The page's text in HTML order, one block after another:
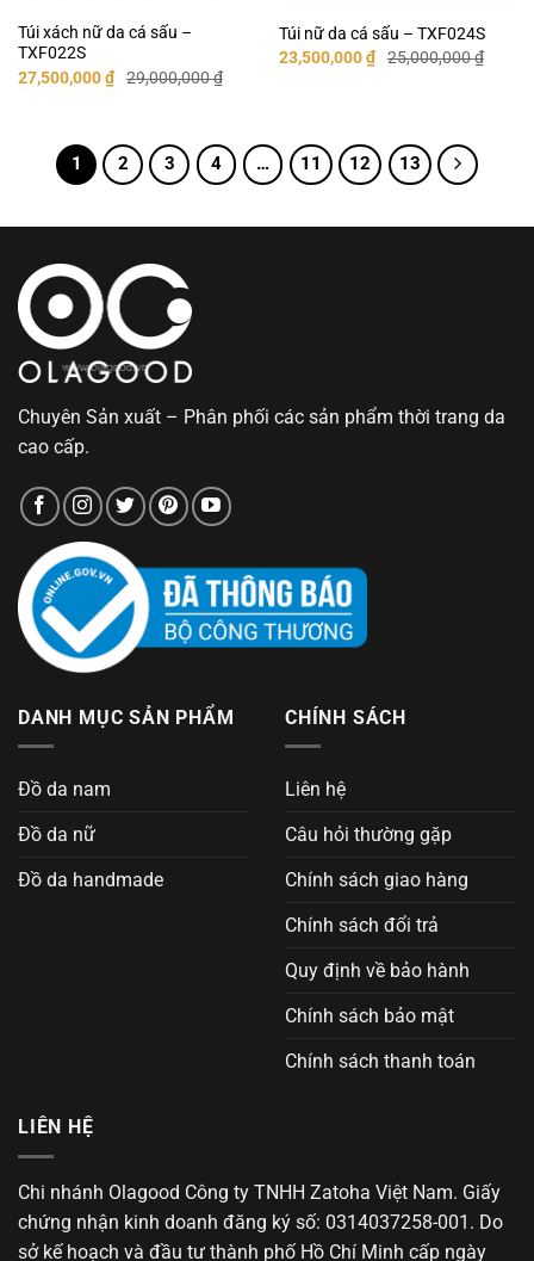
Túi xách nữ da cá sấu –
TXF022S
29,000,000₫
Giá
gốc
27,500,000₫Giá
hiện
Túi nữ da cá sấu – TXF024S
25,000,000₫
Giá
gốc
23,500,000₫Giá
hiện
1 2 3 4 … 11 12 13
Chuyên Sản xuất – Phân phối các sản phẩm thời trang da
cao cấp.
DANH MỤC SẢN PHẨM
Đồ da nam
Đồ da nữ
Đồ da handmade
CHÍNH SÁCH
Liên hệ
Câu hỏi thường gặp
Chính sách giao hàng
Chính sách đổi trả
Quy định về bảo hành
Chính sách bảo mật
Chính sách thanh toán
LIÊN HỆ
Chi nhánh Olagood Công ty TNHH Zatoha Việt Nam. Giấy
chứng nhận kinh doanh đăng ký số: 0314037258-001. Do
sở kế hoạch và đầu tư thành phố Hồ Chí Minh cấp ngày